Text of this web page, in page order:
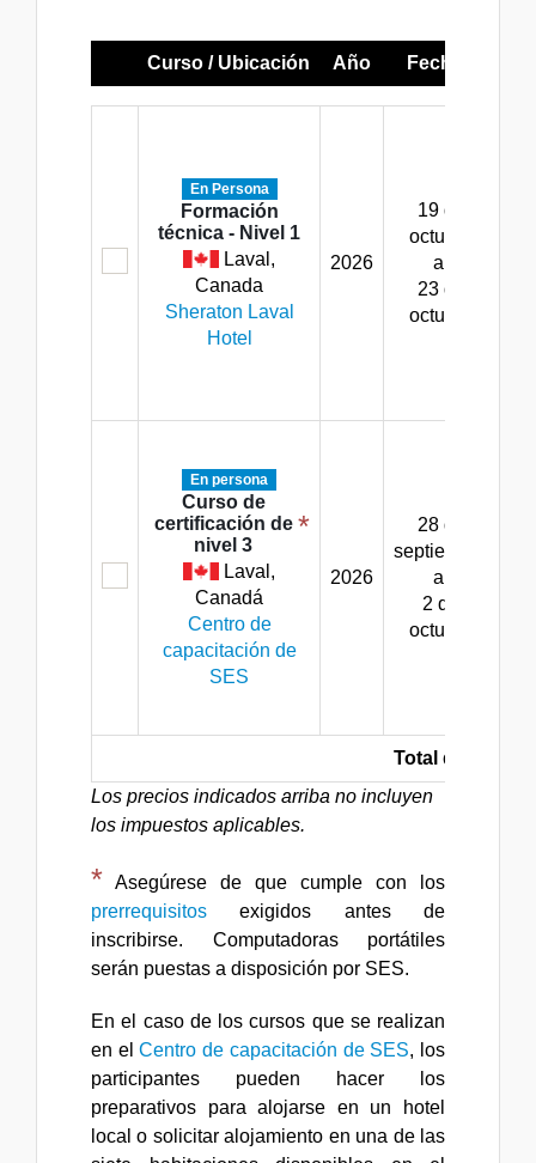
Curso / Ubicación Año Fechas
En Persona
Formación
técnica - Nivel 1
Laval,
Canada
Sheraton Laval
Hotel
2026
19 de
octubre
al
23 de
octubre
En persona
Curso de
certificación de
nivel 3
*
Laval,
Canadá
Centro de
capacitación de
SES
2026
28 de
septiembre
al
2 de
octubre
Total de las
Los precios indicados arriba no incluyen
los impuestos aplicables.
* Asegúrese de que cumple con los
prerrequisitos exigidos antes de
inscribirse. Computadoras portátiles
serán puestas a disposición por SES.
En el caso de los cursos que se realizan
en elCentro de capacitación de SES, los
participantes pueden hacer los
preparativos para alojarse en un hotel
local o solicitar alojamiento en una de las